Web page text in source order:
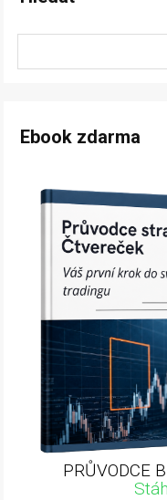
Ebook zdarma
PRŮVODCE